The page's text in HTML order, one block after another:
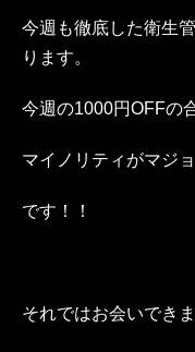
今週も徹底した衛生
ります。
今週の1000円OFFの
マイノリティがマジ
です！！
それではお会いでき